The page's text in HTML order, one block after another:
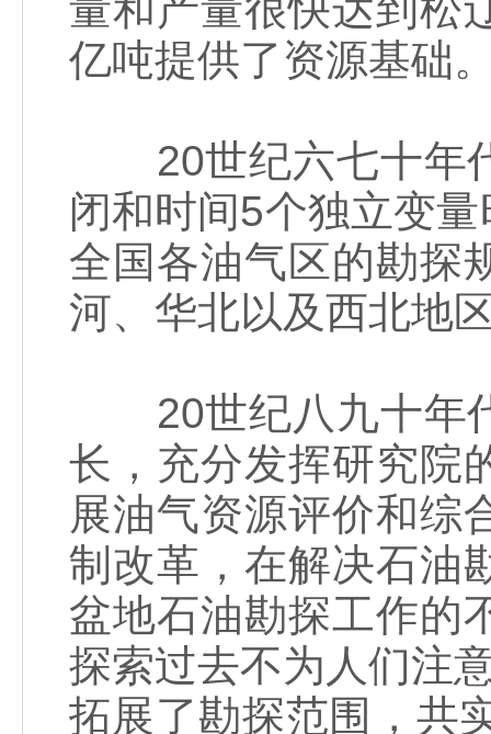
亿吨提供了资源基础
20世纪六七十年代
闭和时间5个独立变
全国各油气区的勘探
河、华北以及西北地
20世纪八九十年代
长，充分发挥研究院
展油气资源评价和综
制改革，在解决石油
盆地石油勘探工作的
探索过去不为人们注
拓展了勘探范围，共